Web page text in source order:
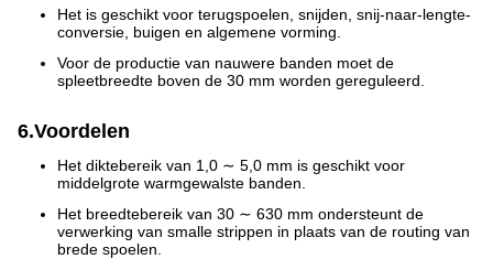
Het is geschikt voor terugspoelen, snijden, snij-naar-lengte-
conversie, buigen en algemene vorming.
Voor de productie van nauwere banden moet de
spleetbreedte boven de 30 mm worden gereguleerd.
6.Voordelen
Het diktebereik van 1,0 ∼ 5,0 mm is geschikt voor
middelgrote warmgewalste banden.
Het breedtebereik van 30 ∼ 630 mm ondersteunt de
verwerking van smalle strippen in plaats van de routing van
brede spoelen.